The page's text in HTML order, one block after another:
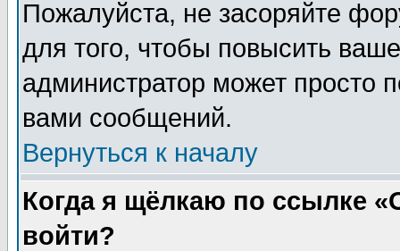
Пожалуйста, не засоряйте
для того, чтобы повысить
администратор может просто
вами сообщений.
Вернуться к началу
Когда я щёлкаю по ссылке
войти?